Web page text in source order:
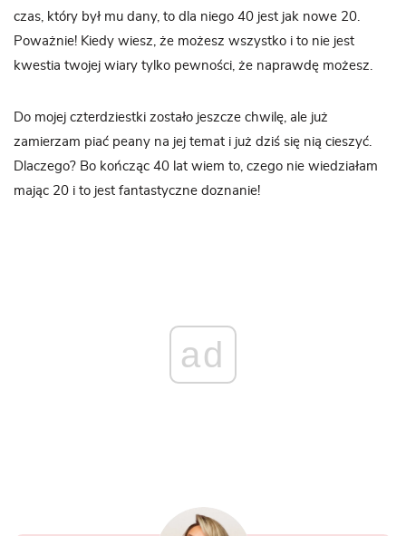
czas, który był mu dany, to dla niego 40 jest jak nowe 20.
Poważnie! Kiedy wiesz, że możesz wszystko i to nie jest
kwestia twojej wiary tylko pewności, że naprawdę możesz.
Do mojej czterdziestki zostało jeszcze chwilę, ale już
zamierzam piać peany na jej temat i już dziś się nią cieszyć.
Dlaczego? Bo kończąc 40 lat wiem to, czego nie wiedziałam
mając 20 i to jest fantastyczne doznanie!
ad